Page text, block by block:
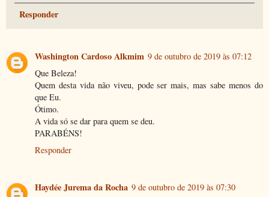
Responder
Washington Cardoso Alkmim 9 de outubro de 2019 às 07:12
Que Beleza!
Quem desta vida não viveu, pode ser mais, mas sabe menos do
que Eu.
Ótimo.
A vida só se dar para quem se deu.
PARABÉNS!
Responder
Haydée Jurema da Rocha 9 de outubro de 2019 às 07:30